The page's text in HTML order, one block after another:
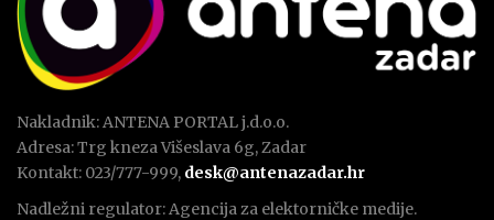
Nakladnik: ANTENA PORTAL j.d.o.o.
Adresa: Trg kneza Višeslava 6g, Zadar
Kontakt: 023/777-999, desk@antenazadar.hr
Nadležni regulator: Agencija za elektorničke medije.